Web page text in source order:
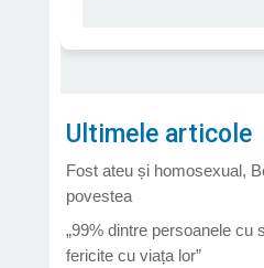
Ultimele articole
Fost ateu și homosexual,
povestea
„99% dintre persoanele cu
fericite cu viața lor”